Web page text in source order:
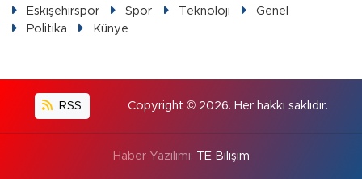
Eskişehirspor
Spor Teknoloji
Genel
Politika
Künye
RSS Copyright © 2026. Her hakkı saklıdır.
Haber Yazılımı: TE Bilişim